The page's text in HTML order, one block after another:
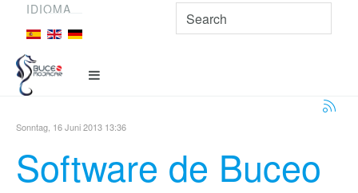
IDIOMA
Sonntag, 16 Juni 2013 13:36
Software de Buceo